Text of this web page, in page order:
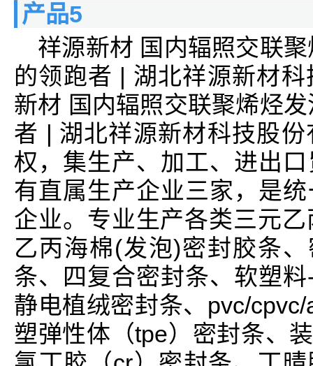
产品5
祥源新材 国内辐照交联
的领跑者 | 湖北祥源新材
新材 国内辐照交联聚烯烃
者 | 湖北祥源新材科技股
权，集生产、加工、进出
有直属生产企业三家，是
企业。专业生产各类三元
乙丙海棉(发泡)密封胶条
条、四复合密封条、软塑
静电植绒密封条、pvc/
塑弹性体（tpe）密封条、